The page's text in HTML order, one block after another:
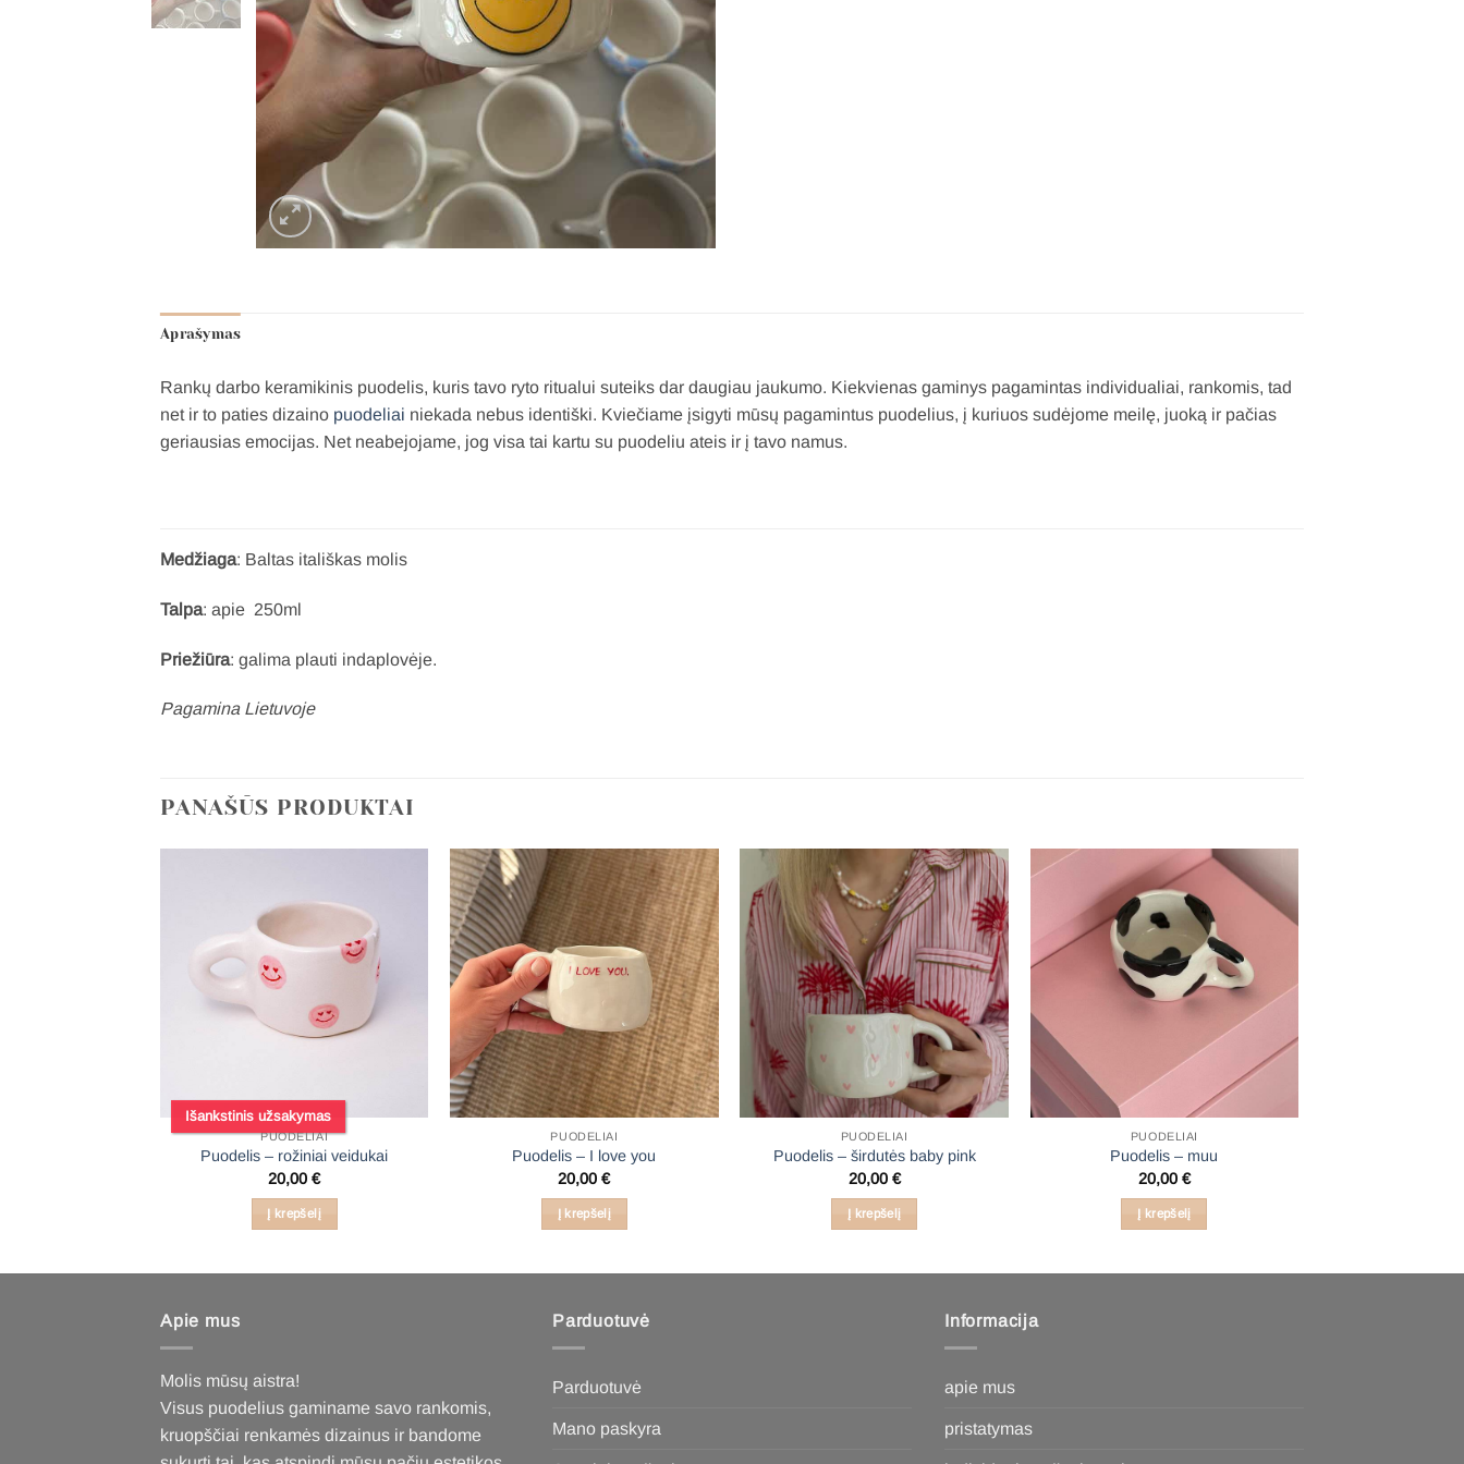
Aprašymas
Rankų darbo keramikinis puodelis, kuris tavo ryto ritualui suteiks dar daugiau jaukumo. Kiekvienas gaminys pagamintas individualiai, rankomis, tad
net ir to paties dizaino puodeliai niekada nebus identiški. Kviečiame įsigyti mūsų pagamintus puodelius, į kuriuos sudėjome meilę, juoką ir pačias
geriausias emocijas. Net neabejojame, jog visa tai kartu su puodeliu ateis ir į tavo namus.
Medžiaga: Baltas itališkas molis
Talpa: apie 250ml
Priežiūra: galima plauti indaplovėje.
Pagamina Lietuvoje
PANAŠŪS PRODUKTAI
PUODELIAI
Išankstinis užsakymas
Puodelis – rožiniai veidukai
20,00€
Į krepšelį
PUODELIAI
Puodelis – I love you
20,00€
Į krepšelį
PUODELIAI
Puodelis – širdutės baby pink
20,00 €
Į krepšelį
PUODELIAI
Puodelis – muu
20,00 €
Į krepšelį
Apie mus
Molis mūsų aistra!
Visus puodelius gaminame savo rankomis,
kruopščiai renkamės dizainus ir bandome
Parduotuvė
Parduotuvė
Mano paskyra
Informacija
apie mus
pristatymas